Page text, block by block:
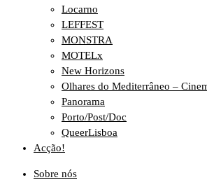
Locarno
LEFFEST
MONSTRA
MOTELx
New Horizons
Olhares do Mediterrâneo –
Panorama
Porto/Post/Doc
QueerLisboa
Acção!
Sobre nós